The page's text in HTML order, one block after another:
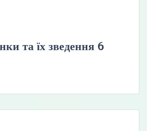
та їх зведення 6